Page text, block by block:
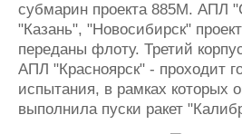
субмарин проекта 885М. АПЛ
"Казань", "Новосибирск"
переданы флоту. Третий
АПЛ "Красноярск" - проходит
испытания, в рамках которых
выполнила пуски ракет